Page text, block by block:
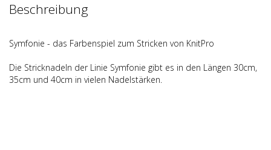
Beschreibung
Symfonie - das Farbenspiel zum Stricken von KnitPro
Die Stricknadeln der Linie Symfonie gibt es in den Längen 30cm,
35cm und 40cm in vielen Nadelstärken.